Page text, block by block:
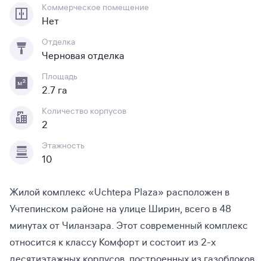
Коммерческое помещение
Нет
Отделка
Черновая отделка
Площадь
2.7 га
Количество корпусов
2
Этажность
10
Жилой комплекс «Uchtepa Plaza» расположен в
Учтепинском районе на улице Ширин, всего в 48
минутах от Чиланзара. Этот современный комплекс
относится к классу Комфорт и состоит из 2-х